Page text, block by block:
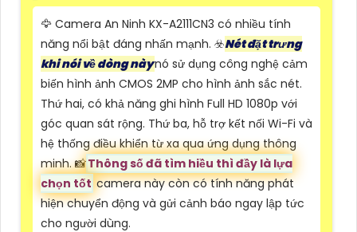
🦅 Camera An Ninh KX-A2111CN3 có nhiều tính
năng nổi bật đáng nhấn mạnh. ☣️Nét đặt trưng
khi nói về dòng nàynó sử dụng công nghệ cảm
biến hình ảnh CMOS 2MP cho hình ảnh sắc nét.
Thứ hai, có khả năng ghi hình Full HD 1080p với
góc quan sát rộng. Thứ ba, hỗ trợ kết nối Wi-Fi và
hệ thống điều khiển từ xa qua ứng dụng thông
minh. 📸Thông số đã tìm hiều thì đầy là lựa
chọn tốtcamera này còn có tính năng phát
hiện chuyển động và gửi cảnh báo ngay lập tức
cho người dùng.